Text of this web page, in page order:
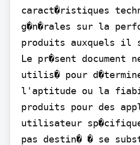
caract�ristiques
g�n�rales sur la
produits auxquels il
Le pr�sent document
utilis� pour
l'aptitude ou la
produits pour des
utilisateur
pas destin� � se